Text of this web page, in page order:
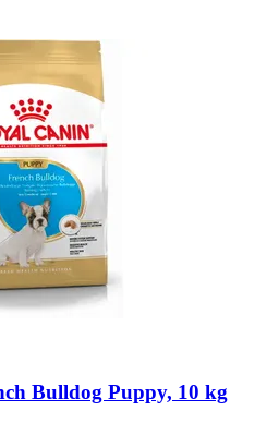
Bulldog Puppy, 10 kg